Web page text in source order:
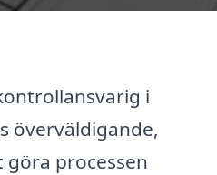
i
överväldigande,
processen